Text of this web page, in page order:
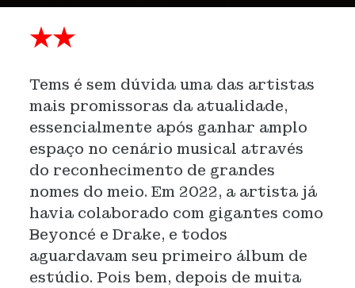
★★
Tems é sem dúvida uma das artistas
mais promissoras da atualidade,
essencialmente após ganhar amplo
espaço no cenário musical através
do reconhecimento de grandes
nomes do meio. Em 2022, a artista já
havia colaborado com gigantes como
Beyoncé e Drake, e todos
aguardavam seu primeiro álbum de
estúdio. Pois bem, depois de muita